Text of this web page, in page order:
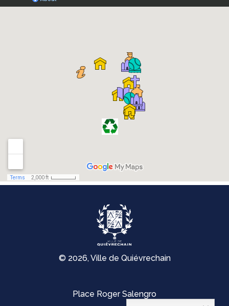
© 2026, Ville de Quiévrechain
Place Roger Salengro